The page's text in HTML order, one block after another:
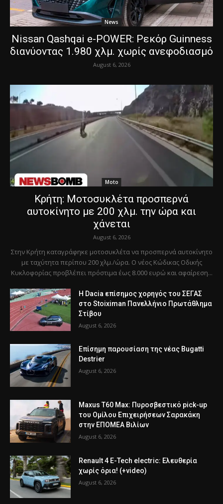
News
Nissan Qashqai e-POWER: Ρεκόρ Guinness
διανύοντας 1.980 χλμ. χωρίς ανεφοδιασμό
August 6, 2026
Moto
Κρήτη: Μοτοσυκλέτα προσπερνά
αυτοκίνητο με 200 χλμ. την ώρα και
χάνεται
August 6, 2026
Στην Κρήτη καταγράφηκε μοτοσυκλέτα να προσπερνά αυτοκίνητο
με ταχύτητα περίπου 200 χλμ./ώρα. Ο νέος Κώδικας Οδικής
Κυκλοφορίας προβλέπει πρόστιμα έως 8.000 ευρώ και αφαίρεση...
Η Dacia επίσημος χορηγός του ΣΕΓΑΣ
στο Stoiximan Πανελλήνιο Πρωτάθλημα
Στίβου
August 6, 2026
Επίσημη παρουσίαση της νέας Bugatti
Destrier
August 6, 2026
Maxus T60 Max: Πυροσβεστικό pick-up
του Ομίλου Επιχειρήσεων Σαρακάκη
στην ΕΠΟΜΕΑ Βιλίων
August 6, 2026
Renault 4 E-Tech electric: Ελευθερία
χωρίς όρια! (+video)
August 6, 2026